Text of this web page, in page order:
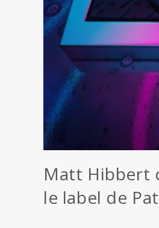
Matt Hibbert
le label de